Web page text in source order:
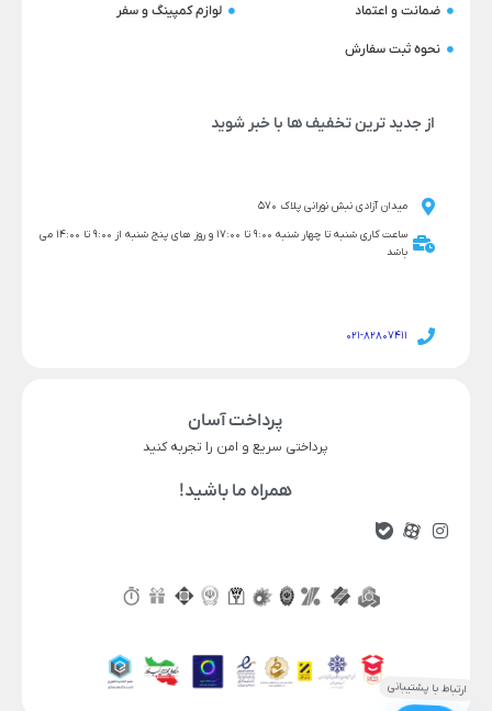
ضمانت و اعتماد
نحوه ثبت سفارش
لوازم کمپینگ و سفر
از جدید ترین تخفیف ها با خبر شوید
میدان آزادی نبش نورانی پلاک 570
ساعت کاری شنبه تا چهار شنبه 9:00 تا 17:00 و روز های پنج شنبه از 9:00 تا 14:00 می
باشد
021-82807411
پرداخت آسان
پرداختی سریع و امن را تجربه کنید
همراه ما باشید!